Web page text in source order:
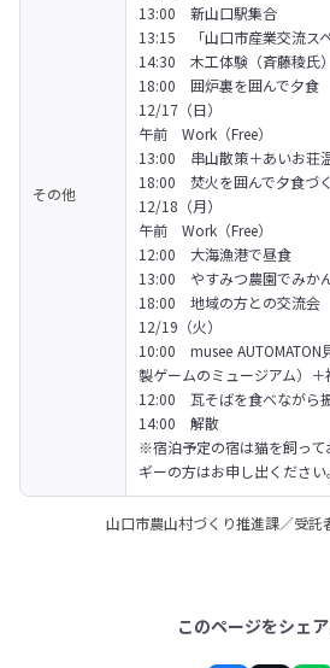
その他
13:00　新山口駅集合
13:15　「山口市産業交流ス
14:30　木工体験（斉藤稜氏
18:00　囲炉裏を囲んで夕食
12/17（日）
午前　Work（Free）
13:00　串山散策＋あいお荘
18:00　焚火を囲んで夕食づ
12/18（月）
午前　Work（Free）
12:00　大海漁港で昼食
13:00　やすみつ農園でみか
18:00　地域の方との交流会
12/19（火）
10:00　musee
製ゲームのミュージアム）
12:00　瓦そばを食べながら
14:00　解散
※宿泊予定の宿は猫を飼って
ギーの方はお申し出ください。
山口市農山村づくり推進課／受
このページをシェ